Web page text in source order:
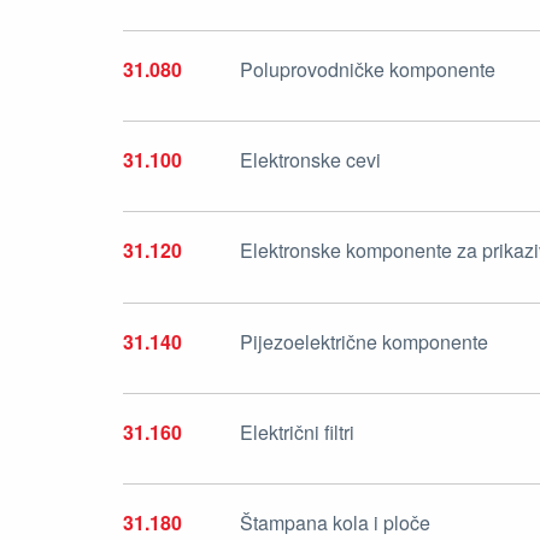
31.080 Poluprovodničke komponente
31.100 Elektronske cevi
31.120 Elektronske komponente za
31.140 Pijezoelektrične komponente
31.160 Električni filtri
31.180 Štampana kola i ploče